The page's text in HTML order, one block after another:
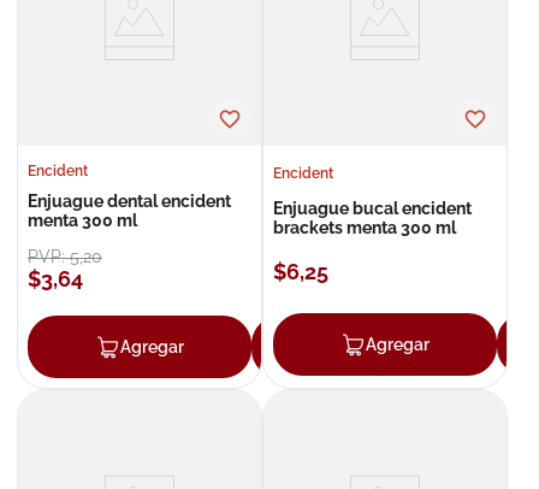
Encident
Enjuague dental encident
menta 300 ml
PVP:5,20
$3,64
Agregar Agregar
Encident
Enjuague bucal encident
brackets menta 300 ml
$6,25
Agregar